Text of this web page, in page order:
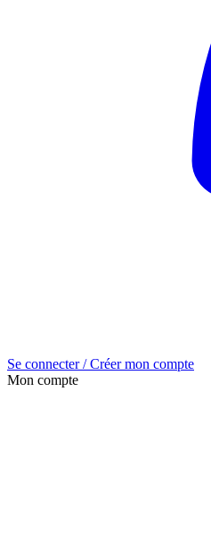
Se connecter / Créer mon compte
Mon compte